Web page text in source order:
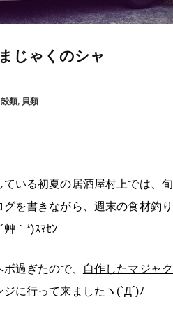
じゃくのシャ
類, 貝類
いる初夏の居酒屋村上では、旬
を書きながら、週末の食材釣り
｀*)ｽﾏｾﾝ
過ぎたので、
自作したマジャク
に行って来ましたヽ(`Д´)ﾉ